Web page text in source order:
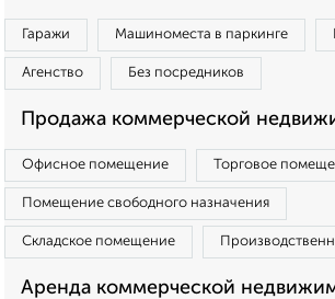
Гаражи Машиноместа в паркинге
Агенство Без посредников
Продажа коммерческой
Офисное помещение Торговое
Помещение свободного назначения
Складское помещение
Аренда коммерческой